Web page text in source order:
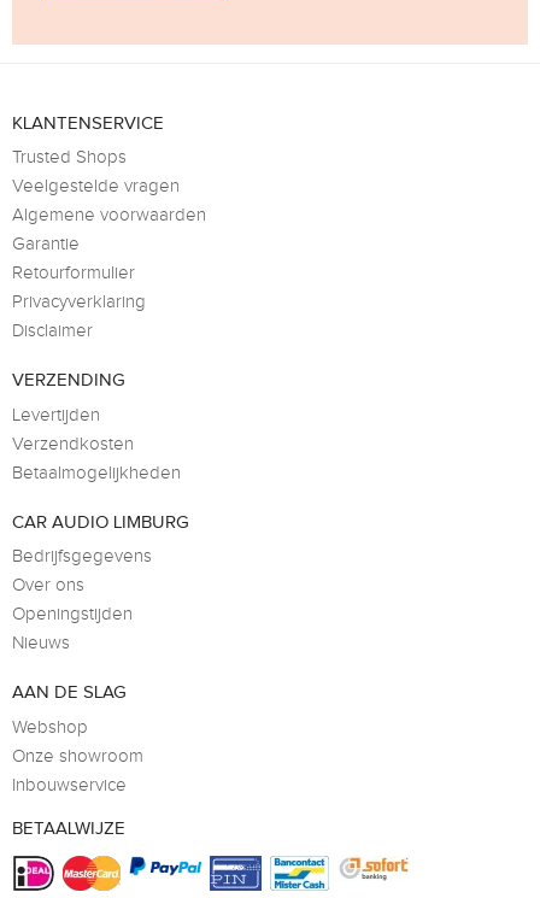
KLANTENSERVICE
Trusted Shops
Veelgestelde vragen
Algemene voorwaarden
Garantie
Retourformulier
Privacyverklaring
Disclaimer
VERZENDING
Levertijden
Verzendkosten
Betaalmogelijkheden
CAR AUDIO LIMBURG
Bedrijfsgegevens
Over ons
Openingstijden
Nieuws
AAN DE SLAG
Webshop
Onze showroom
Inbouwservice
BETAALWIJZE